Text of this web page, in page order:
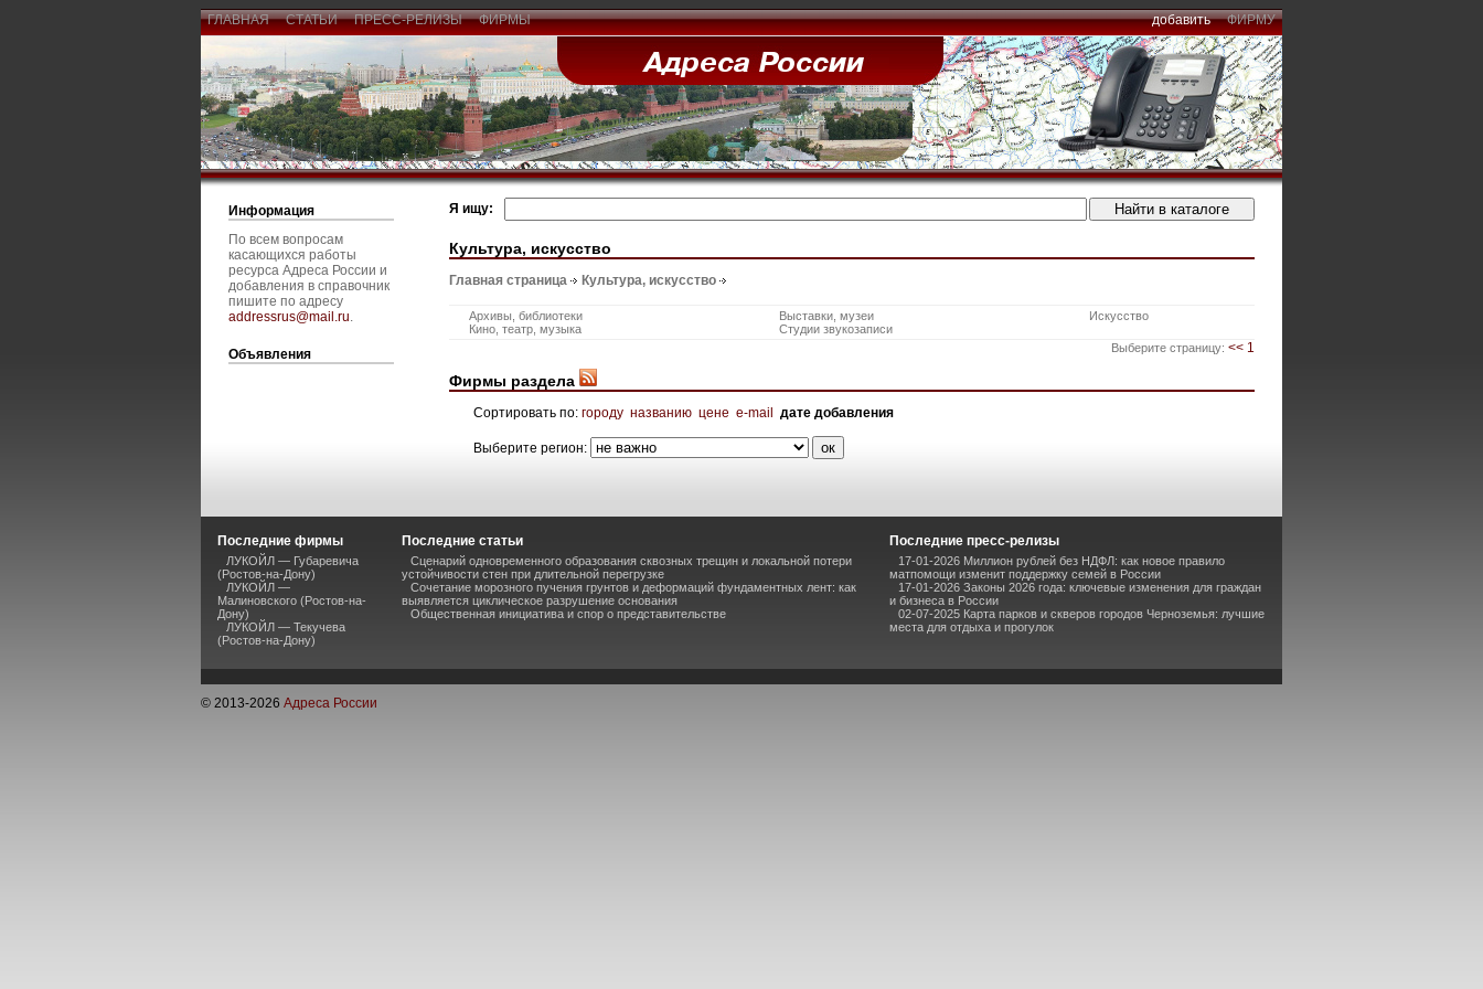
ГЛАВНАЯ СТАТЬИ ПРЕСС-РЕЛИЗЫ ФИРМЫ добавить ФИРМУ
Информация
По всем вопросам
касающихся работы
ресурса Адреса России и
добавления в справочник
пишите по адресу
addressrus@mail.ru.
Объявления
Я ищу:
Культура, искусство
Главная страница Культура, искусство
Архивы, библиотеки Выставки, музеи
Искусство
Кино, театр, музыка
Студии звукозаписи
Выберите страницу: << 1
Фирмы раздела
Сортировать по: городу названию цене e-mail дате добавления
Выберите регион:
Последние фирмы
ЛУКОЙЛ — Губаревича
(Ростов-на-Дону)
ЛУКОЙЛ —
Малиновского (Ростов-на-
Дону)
ЛУКОЙЛ — Текучева
(Ростов-на-Дону)
Последние статьи
Сценарий одновременного образования сквозных трещин и локальной потери
устойчивости стен при длительной перегрузке
Сочетание морозного пучения грунтов и деформаций фундаментных лент: как
выявляется циклическое разрушение основания
Общественная инициатива и спор о представительстве
Последние пресс-релизы
17-01-2026 Миллион рублей без НДФЛ: как новое правило
матпомощи изменит поддержку семей в России
17-01-2026 Законы 2026 года: ключевые изменения для граждан
и бизнеса в России
02-07-2025 Карта парков и скверов городов Черноземья: лучшие
места для отдыха и прогулок
© 2013-2026 Адреса России